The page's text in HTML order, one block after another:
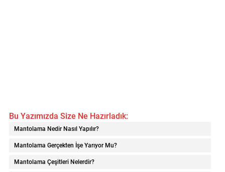
Bu Yazımızda Size Ne Hazırladık:
Mantolama Nedir Nasıl Yapılır?
Mantolama Gerçekten İşe Yarıyor Mu?
Mantolama Çeşitleri Nelerdir?